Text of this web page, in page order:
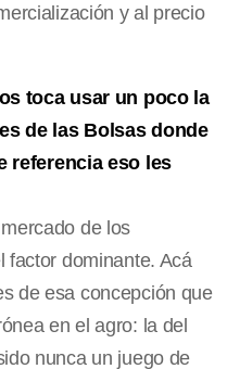
y al precio
toca usar un poco la
de las Bolsas donde
referencia eso les
de los
factor dominante. Acá
de esa concepción que
en el agro: la del
nunca un juego de